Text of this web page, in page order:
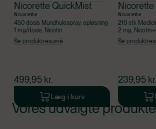
Nicorette QuickMist
Nicorette
450 dosis Mundhulespray, opløsning
1 mg/dosis, Nicotin
Se produktresumé
$nuværende pris
499,95 kr.
Læg i kurv
Nicorette
210 stk
2 mg, Nicotin-
Se
$
239,95 kr.
Produkt 1 af 0
Vores udvalgte